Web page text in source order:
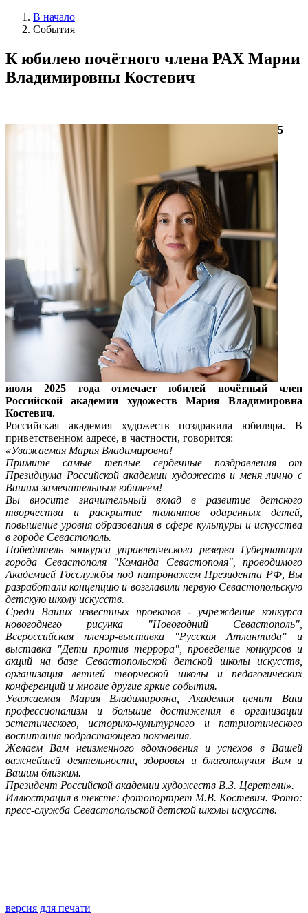
В начало
События
К юбилею почётного члена РАХ Марии
Владимировны Костевич
5
июля 2025 года отмечает юбилей почётный член
Российской академии художеств Мария Владимировна
Костевич.
Российская академия художеств поздравила юбиляра. В
приветственном адресе, в частности, говорится:
«Уважаемая Мария Владимировна!
Примите самые теплые сердечные поздравления от
Президиума Российской академии художеств и меня лично с
Вашим замечательным юбилеем!
Вы вносите значительный вклад в развитие детского
творчества и раскрытие талантов одаренных детей,
повышение уровня образования в сфере культуры и искусства
в городе Севастополь.
Победитель конкурса управленческого резерва Губернатора
города Севастополя "Команда Севастополя", проводимого
Академией Госслужбы под патронажем Президента РФ, Вы
разработали концепцию и возглавили первую Севастопольскую
детскую школу искусств.
Среди Ваших известных проектов - учреждение конкурса
новогоднего рисунка "Новогодний Севастополь",
Всероссийская пленэр-выставка "Русская Атлантида" и
выставка "Дети против террора", проведение конкурсов и
акций на базе Севастопольской детской школы искусств,
организация летней творческой школы и педагогических
конференций и многие другие яркие события.
Уважаемая Мария Владимировна, Академия ценит Ваш
профессионализм и большие достижения в организации
эстетического, историко-культурного и патриотического
воспитания подрастающего поколения.
Желаем Вам неизменного вдохновения и успехов в Вашей
важнейшей деятельности, здоровья и благополучия Вам и
Вашим близким.
Президент Российской академии художеств В.З. Церетели».
Иллюстрация в тексте: фотопортрет М.В. Костевич. Фото:
пресс-служба Севастопольской детской школы искусств.
версия для печати